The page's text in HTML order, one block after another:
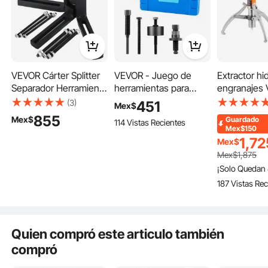
VEVOR Cárter Splitter
Separador Herramienta
Motocicleta Dirt Bike
ATV Cárter
(3)
Mex$855
VEVOR - Juego de
herramientas para
instalar y extraer
poleas de bomba de
dirección asistida,
Mex$451
114 Vistas Recientes
Extractor
engranajes
capacidad
15
separador
de rueda,
2 o 3
vertical y
extractor
mordazas
Guardado
Mex$150
Mex$
Mex$1,875
¡Solo Quedan
187 Vistas
Quien compró este articulo también
compró